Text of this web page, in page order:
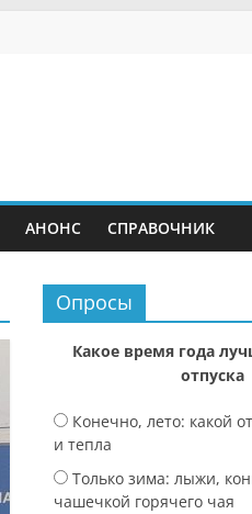
АНОНС СПРАВОЧНИК
Опросы
Какое время года
отпуска
Конечно, лето: какой
и тепла
Только зима: лыжи,
чашечкой горячего чая